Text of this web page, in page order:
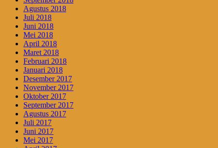
Agustus 2018
Juli 2018
Juni 2018
Mei 2018
April 2018
Maret 2018
Februari 2018
Januari 2018
Desember 2017
November 2017
Oktober 2017
September 2017
Agustus 2017
Juli 2017
Juni 2017
Mei 2017